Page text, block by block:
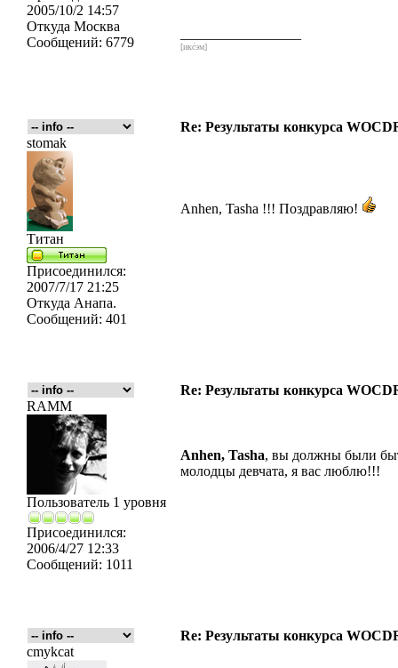
2005/10/2 14:57
Откуда Москва
Сообщений: 6779 [икс́эм]
Re: Результаты конкурса
stomak
Титан
Присоединился:
2007/7/17 21:25
Откуда Анапа.
Сообщений: 401
Anhen, Tasha !!! Поздравляю!
Re: Результаты конкурса
RAMM
Пользователь 1 уровня
Присоединился:
2006/4/27 12:33
Сообщений: 1011
Anhen, Tasha, вы должны были
молодцы девчата, я вас люблю!!!
Re: Результаты конкурса
cmykcat